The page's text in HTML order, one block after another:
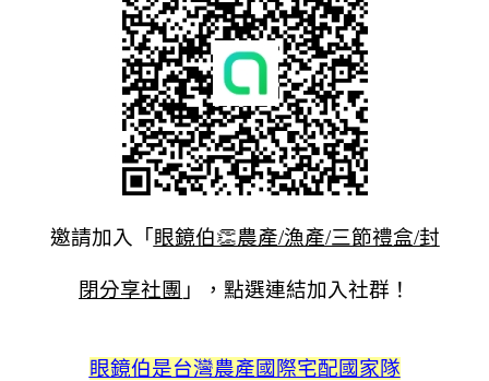
邀請加入「眼鏡伯👏農產/漁產/三節禮盒/封
閉分享社團 」，點選連結加入社群！
眼鏡伯是台灣農產國際宅配國家隊